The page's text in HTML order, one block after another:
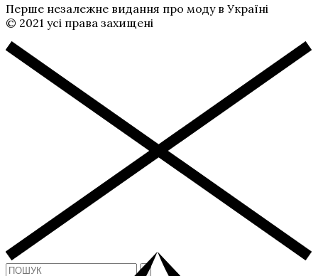
Перше незалежне видання про моду в Україні
© 2021 усі права захищені